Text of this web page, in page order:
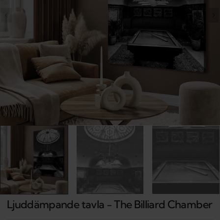
Ljuddämpande tavla - The Billiard Chamber
Open
1
in
gallery
view